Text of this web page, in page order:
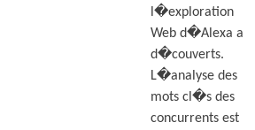
l�exploration
Web d�Alexa a
d�couverts.
L�analyse des
mots cl�s des
concurrents est